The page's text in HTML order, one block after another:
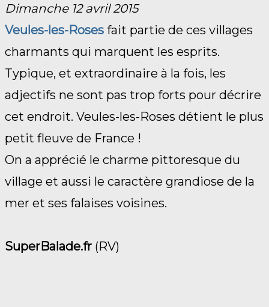
Dimanche 12 avril 2015
Veules-les-Roses fait partie de ces villages
charmants qui marquent les esprits.
Typique, et extraordinaire à la fois, les
adjectifs ne sont pas trop forts pour décrire
cet endroit. Veules-les-Roses détient le plus
petit fleuve de France !
On a apprécié le charme pittoresque du
village et aussi le caractère grandiose de la
mer et ses falaises voisines.
SuperBalade.fr (RV)